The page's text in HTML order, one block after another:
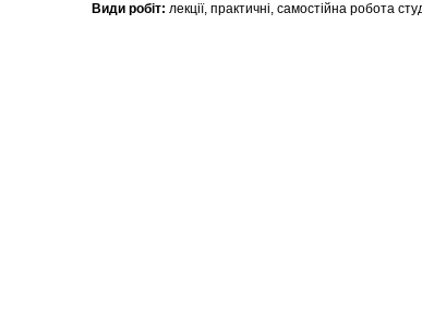
Види робіт: лекції, практичні, самостійна робота